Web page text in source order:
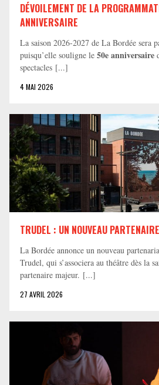
DÉVOILEMENT DE LA
ANNIVERSAIRE
La saison 2026-2027 de La Bordée sera
puisqu’elle souligne le 50e anniversaire
spectacles [...]
4 MAI 2026
TRUDEL : UN NOUVEAU
La Bordée annonce un nouveau
Trudel, qui s’associera au théâtre dès la
partenaire majeur. [...]
27 AVRIL 2026